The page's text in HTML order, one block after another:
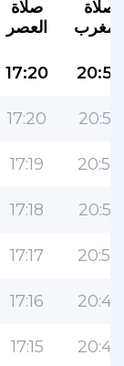
صلاة
العصر
صلاة
المغرب
17:20 20:57
17:20 20:55
17:19 20:54
17:18 20:52
17:17 20:50
17:16 20:48
17:15 20:46